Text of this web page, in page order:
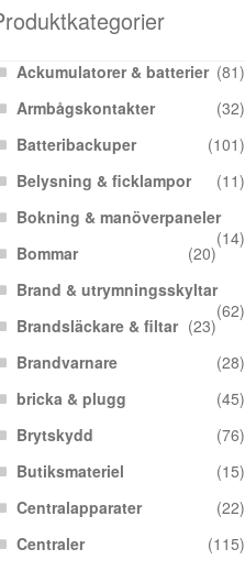
Ackumulatorer & batterier (81)
Armbågskontakter
(32)
Batteribackuper
(101)
Belysning & ficklampor
(11)
Bokning & manöverpaneler
(14)
Bommar
(20)
Brand & utrymningsskyltar
(62)
Brandsläckare & filtar (23)
Brandvarnare
(28)
bricka & plugg
(45)
Brytskydd
(76)
Butiksmateriel
(15)
Centralapparater
(22)
Centraler
(115)